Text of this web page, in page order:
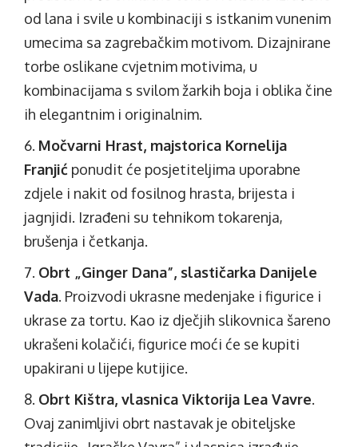
od lana i svile u kombinaciji s istkanim vunenim
umecima sa zagrebačkim motivom. Dizajnirane
torbe oslikane cvjetnim motivima, u
kombinacijama s svilom žarkih boja i oblika čine
ih elegantnim i originalnim.
Močvarni Hrast, majstorica Kornelija
Franjić ponudit će posjetiteljima uporabne
zdjele i nakit od fosilnog hrasta, brijesta i
jagnjidi. Izrađeni su tehnikom tokarenja,
brušenja i četkanja.
Obrt „Ginger Dana”, slastičarka Danijele
Vada. Proizvodi ukrasne medenjake i figurice i
ukrase za tortu. Kao iz dječjih slikovnica šareno
ukrašeni kolačići, figurice moći će se kupiti
upakirani u lijepe kutijice.
Obrt Kištra, vlasnica Viktorija Lea Vavre.
Ovaj zanimljivi obrt nastavak je obiteljske